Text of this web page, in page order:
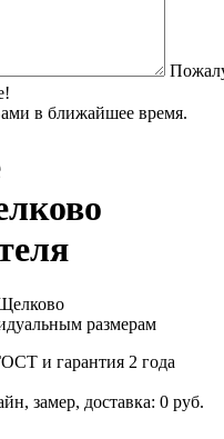
в ближайшее время.
размерам
и гарантия 2 года
замер, доставка: 0 руб.